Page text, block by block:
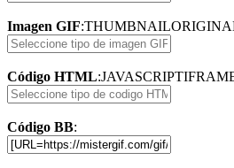
Imagen GIF:THUMBNAIL
Código HTML:JAVASCRIPT
Código BB: